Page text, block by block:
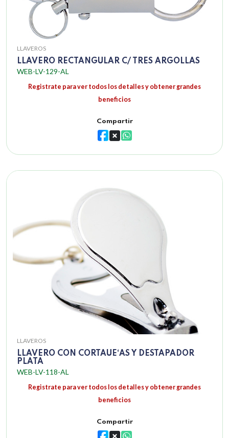
LLAVEROS
LLAVERO RECTANGULAR C/ TRES ARGOLLAS
WEB-LV-129-AL
Registrate para ver todos los detalles y obtener grandes
beneficios
Compartir
LLAVEROS
LLAVERO CON CORTAUE‘AS Y DESTAPADOR
PLATA
WEB-LV-118-AL
Registrate para ver todos los detalles y obtener grandes
beneficios
Compartir